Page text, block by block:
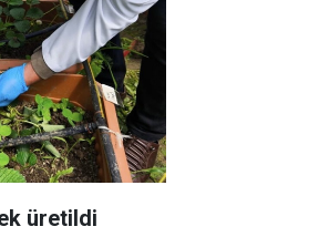
üretildi